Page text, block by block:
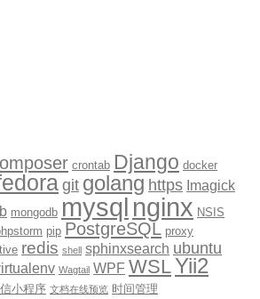
crontab Django docker
git golang https Imagick
mongodb mysql nginx NSIS
pip PostgreSQL proxy
redis shell sphinxsearch ubuntu
Wagtail WPF WSLYii2
小程序 文档在线预览 时间管理